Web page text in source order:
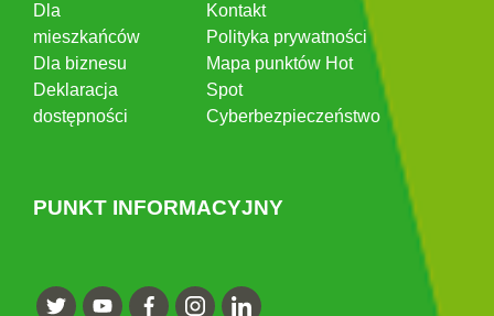
Dla
mieszkańców
Dla biznesu
Deklaracja
dostępności
Kontakt
Polityka prywatności
Mapa punktów Hot
Spot
Cyberbezpieczeństwo
PUNKT INFORMACYJNY